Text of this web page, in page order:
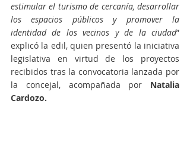
estimular el turismo de cercanía, desarrollar
los espacios públicos y promover la
identidad de los vecinos y de la ciudad”
explicó la edil, quien presentó la iniciativa
legislativa en virtud de los proyectos
recibidos tras la convocatoria lanzada por
la concejal, acompañada por Natalia
Cardozo.